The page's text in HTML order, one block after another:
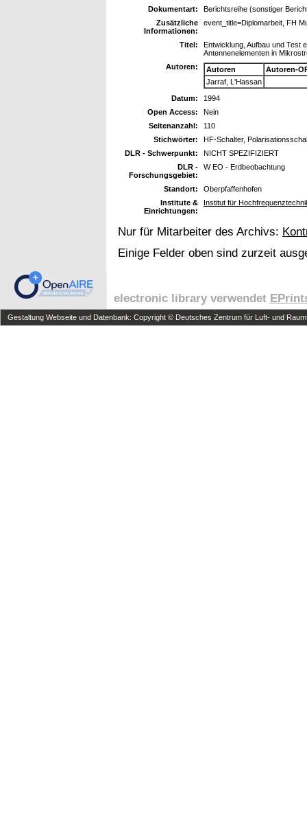
Dokumentart:
Berichtsreihe (sonstiger
Zusätzliche
Informationen:
event_title=Diplomarbeit, FH
Titel:
Entwicklung, Aufbau und Test
Antennenelementen in
Autoren:
Autoren
Autoren-
Jarraf, L'Hassan
Datum:
1994
Open Access:
Nein
Seitenanzahl:
110
Stichwörter:
HF-Schalter,
DLR - Schwerpunkt:
NICHT SPEZIFIZIERT
DLR -
Forschungsgebiet:
W EO - Erdbeobachtung
Standort:
Oberpfaffenhofen
Institute &
Einrichtungen:
Institut für
Nur für Mitarbeiter des Archivs:
Einige Felder oben sind zurzeit
electronic library verwendet
Gestaltung Webseite und Datenbank: Copyright © Deutsches Zentrum für Luft- und